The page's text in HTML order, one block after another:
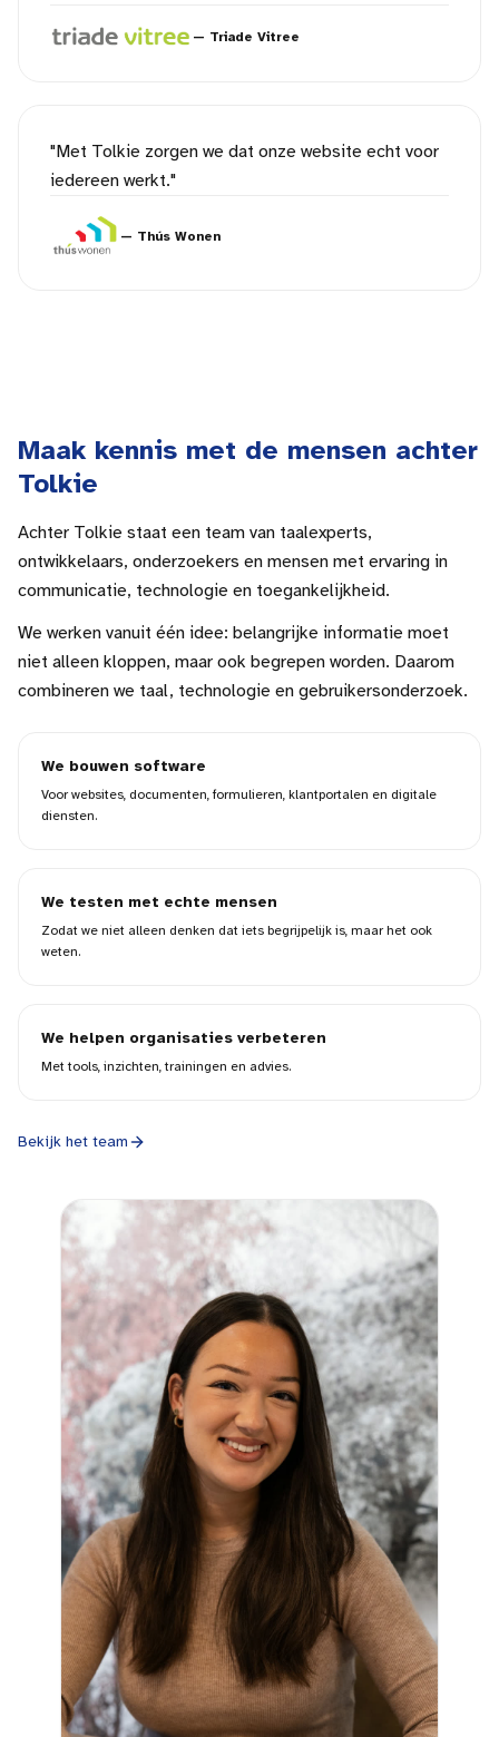
— Triade Vitree
"Met Tolkie zorgen we dat onze website echt voor
iedereen werkt."
— Thús Wonen
Maak kennis met de mensen achter
Tolkie
Achter Tolkie staat een team van taalexperts,
ontwikkelaars, onderzoekers en mensen met ervaring in
communicatie, technologie en toegankelijkheid.
We werken vanuit één idee: belangrijke informatie moet
niet alleen kloppen, maar ook begrepen worden. Daarom
combineren we taal, technologie en gebruikersonderzoek.
We bouwen software
Voor websites, documenten, formulieren, klantportalen en digitale
diensten.
We testen met echte mensen
Zodat we niet alleen denken dat iets begrijpelijk is, maar het ook
weten.
We helpen organisaties verbeteren
Met tools, inzichten, trainingen en advies.
Bekijk het team